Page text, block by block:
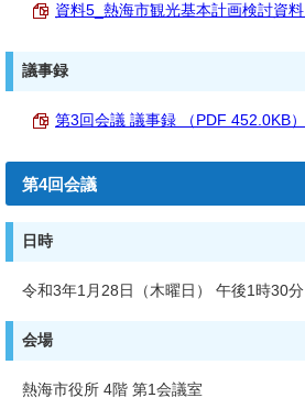
資料5_熱海市観光基本計画検討資料
議事録
第3回会議 議事録 （PDF 452.0KB）
第4回会議
日時
令和3年1月28日（木曜日） 午後1時30
会場
熱海市役所 4階 第1会議室